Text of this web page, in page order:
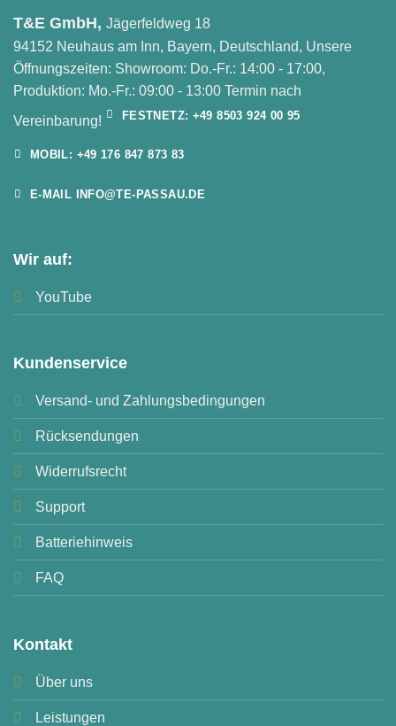
T&E GmbH, Jägerfeldweg 18
94152 Neuhaus am Inn, Bayern, Deutschland, Unsere
Öffnungszeiten: Showroom: Do.-Fr.: 14:00 - 17:00,
Produktion: Mo.-Fr.: 09:00 - 13:00 Termin nach
Vereinbarung!
FESTNETZ: +49 8503 924 00 95
MOBIL: +49 176 847 873 83
E-MAIL INFO@TE-PASSAU.DE
Wir auf:
YouTube
Kundenservice
Versand- und Zahlungsbedingungen
Rücksendungen
Widerrufsrecht
Support
Batteriehinweis
FAQ
Kontakt
Über uns
Leistungen